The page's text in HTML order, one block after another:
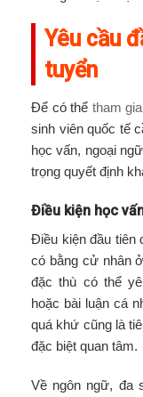
Yêu cầu
tuyển
Để có thể tham
sinh viên quốc tế
học vấn, ngoại
trọng quyết định
Điều kiện học
Điều kiện đầu tiên
có bằng cử nhân
đặc thù có thể
hoặc bài luận cá
quá khứ cũng là
đặc biệt quan tâm.
Về ngôn ngữ, đa